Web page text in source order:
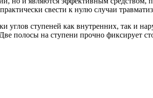
свести к нулю случаи
углов ступеней как внутренних, так и
полосы на ступени прочно фиксирует